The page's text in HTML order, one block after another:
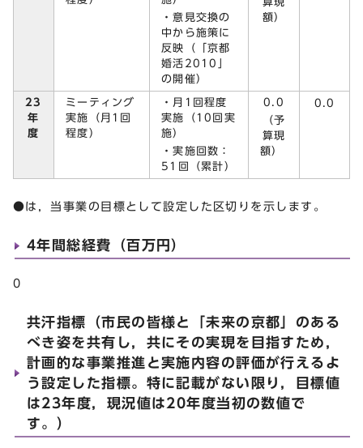
・意見交換の
中から施策に
反映（「京都
婚活2010」
の開催）
算現
額）
23
年
度
ミーティング
実施（月1回
程度）
・月1回程度
実施（10回実
施）
・実施回数：
51回（累計）
0.0
（予
算現
額）
0.0
●は，当事業の目標として設定した区切りを示します。
4年間総経費（百万円）
0
共汗指標（市民の皆様と「未来の京都」のある
べき姿を共有し，共にその実現を目指すため，
計画的な事業推進と実施内容の評価が行えるよ
う設定した指標。特に記載がない限り，目標値
は23年度，現況値は20年度当初の数値で
す。）